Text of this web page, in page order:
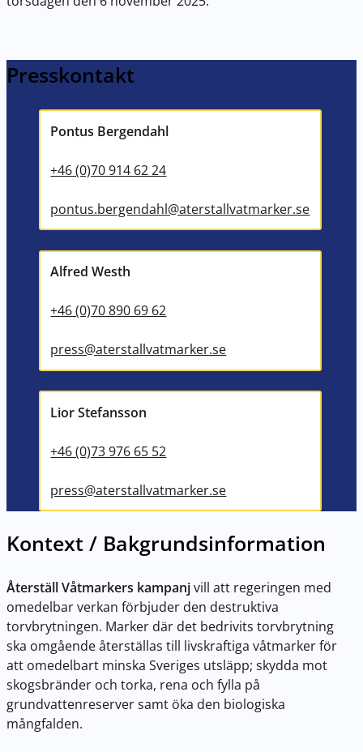
Presskontakt
Pontus Bergendahl
+46 (0)70 914 62 24
pontus.bergendahl@aterstallvatmarker.se
Alfred Westh
+46 (0)70 890 69 62
press@aterstallvatmarker.se
Lior Stefansson
+46 (0)73 976 65 52
press@aterstallvatmarker.se
Kontext / Bakgrundsinformation
Återställ Våtmarkers kampanjvill att regeringen med
omedelbar verkan förbjuder den destruktiva
torvbrytningen. Marker där det bedrivits torvbrytning
ska omgående återställas till livskraftiga våtmarker för
att omedelbart minska Sveriges utsläpp; skydda mot
skogsbränder och torka, rena och fylla på
grundvattenreserver samt öka den biologiska
mångfalden.